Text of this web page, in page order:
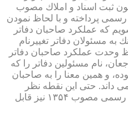
در مواد ۸۱ و ۹۱ قانون ثبت اسناد و املاك مصوب
رسمی پرداخته و با لحاظ نمودن
شویم كه عملكرد صاحبان دفاتر
مسئولان دفاتر تغییرنام
وحدت عملكرد صاحبان دفاتر
نام مسئولین دفاتر را كه
و همین معنا را به صاحبان
داند. حتی این نقطه نظر
بعدها در ماده ۲۹ قانون دفاتر اسناد رسمی مصوب ۱۳۵۴ نیز قابل